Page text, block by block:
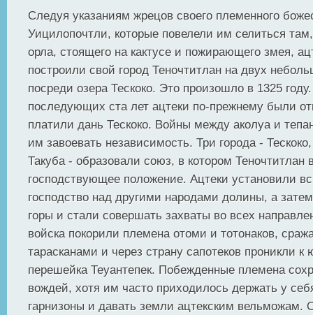
Следуя указаниям жрецов своего племенного
Уицилопочтли, которые повелели им селиться
орла, стоящего на кактусе и пожирающего змея,
построили свой город Теночтитлан на двух
посреди озера Тескоко. Это произошло в 1325
последующих ста лет ацтеки по-прежнему были
платили дань Тескоко. Войны между аколуа и
им завоевать независимость. Три города -
Такуба - образовали союз, в котором Теночтитлан
господствующее положение. Ацтеки установили
господство над другими народами долины, а
горы и стали совершать захваты во всех
войска покорили племена отоми и тотонаков,
тарасканами и через страну сапотеков проникли к
перешейка Теуантепек. Побежденные племена
вождей, хотя им часто приходилось держать у
гарнизоны и давать земли ацтекским вельможам.